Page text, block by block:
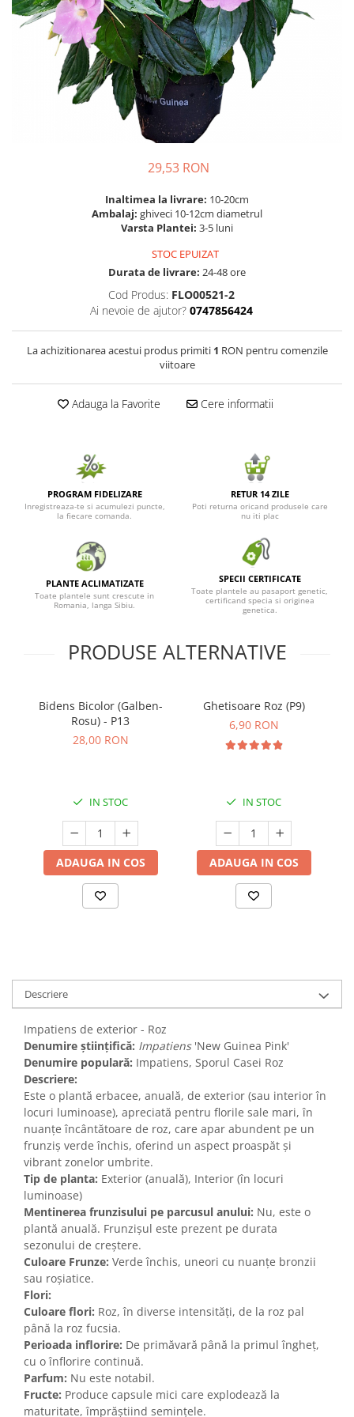
Bulbi de Echinacea
Bulbi de Frezie
Bulbi de Fritillaria
Bulbi de Gaillardia (Kokarda)
Bulbi de Gladiole
Bulbi de Irisi - Stanjenel
Bulbi de Narcise
Bulbi de Ranunculus
Bulbi de Zantedeschia
Mixuri de Bulbi
Seminte de Flori
Seminte de Legume/Fructe
Păr - Pyrus communis
Smochini - Ficus carica
Viță de Vie - Vitis
Zmeur - Rubus
29,53 RON
Inaltimea la livrare: 10-20cm
Ambalaj: ghiveci 10-12cm diametrul
Varsta Plantei: 3-5 luni
STOC EPUIZAT
Durata de livrare: 24-48 ore
Cod Produs: FLO00521-2
Ai nevoie de ajutor? 0747856424
La achizitionarea acestui produs primiti 1 RON pentru comenzile
viitoare
Adauga la Favorite Cere informatii
PROGRAM FIDELIZARE
Inregistreaza-te si acumulezi puncte,
la fiecare comanda.
RETUR 14 ZILE
Poti returna oricand produsele care
nu iti plac
PLANTE ACLIMATIZATE
Toate plantele sunt crescute in
Romania, langa Sibiu.
SPECII CERTIFICATE
Toate plantele au pasaport genetic,
certificand specia si originea
genetica.
PRODUSE ALTERNATIVE
Bidens Bicolor (Galben-
Rosu) - P13
28,00 RON
IN STOC
ADAUGA IN COS
Ghetisoare Roz (P9)
6,90 RON
IN STOC
ADAUGA IN COS
Descriere
Impatiens de exterior - Roz
Denumire științifică: Impatiens'New Guinea Pink'
Denumire populară: Impatiens, Sporul Casei Roz
Descriere:
Este o plantă erbacee, anuală, de exterior (sau interior în
locuri luminoase), apreciată pentru florile sale mari, în
nuanțe încântătoare de roz, care apar abundent pe un
frunziș verde închis, oferind un aspect proaspăt și
vibrant zonelor umbrite.
Tip de planta: Exterior (anuală), Interior (în locuri
luminoase)
Mentinerea frunzisului pe parcusul anului: Nu, este o
plantă anuală. Frunzișul este prezent pe durata
sezonului de creștere.
Culoare Frunze: Verde închis, uneori cu nuanțe bronzii
sau roșiatice.
Flori:
Culoare flori: Roz, în diverse intensități, de la roz pal
până la roz fucsia.
Perioada inflorire: De primăvară până la primul îngheț,
cu o înflorire continuă.
Parfum: Nu este notabil.
Fructe: Produce capsule mici care explodează la
maturitate, împrăștiind semințele.